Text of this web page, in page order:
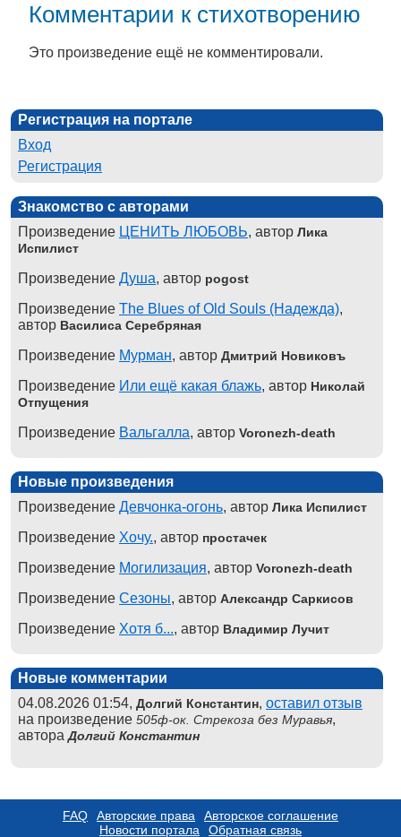
Комментарии к стихотворению
Это произведение ещё не комментировали.
Регистрация на портале
Вход
Регистрация
Знакомство с авторами
Произведение ЦЕНИТЬ ЛЮБОВЬ, автор Лика
Испилист
Произведение Душа, автор pogost
Произведение The Blues of Old Souls (Надежда),
автор Василиса Серебряная
Произведение Мурман, автор Дмитрий Новиковъ
Произведение Или ещё какая блажь, автор Николай
Отпущения
Произведение Вальгалла, автор Voronezh-death
Новые произведения
Произведение Девчонка-огонь, автор Лика Испилист
Произведение Хочу., автор простачек
Произведение Могилизация, автор Voronezh-death
Произведение Сезоны, автор Александр Саркисов
Произведение Хотя б..., автор Владимир Лучит
Новые комментарии
04.08.2026 01:54, Долгий Константин, оставил отзыв
на произведение 505ф-ок. Стрекоза без Муравья,
автораДолгий Константин
FAQ Авторские права
Авторское соглашение
Новости портала
Обратная связь